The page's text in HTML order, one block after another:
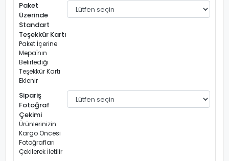
Paket
Üzerinde
Standart
Teşekkür Kartı
Paket İçerine
Mepa'nın
Belirlediği
Teşekkür Kartı
Eklenir
Sipariş
Fotoğraf
Çekimi
Ürünlerinizin
Kargo Öncesi
Fotoğrafları
Çekilerek İletilir